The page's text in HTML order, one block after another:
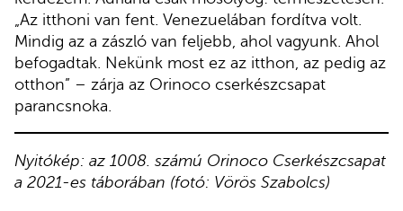
„Az itthoni van fent. Venezuelában fordítva volt.
Mindig az a zászló van feljebb, ahol vagyunk. Ahol
befogadtak. Nekünk most ez az itthon, az pedig az
otthon” – zárja az Orinoco cserkészcsapat
parancsnoka.
Nyitókép: az 1008. számú Orinoco Cserkészcsapat
a 2021-es táborában (fotó: Vörös Szabolcs)